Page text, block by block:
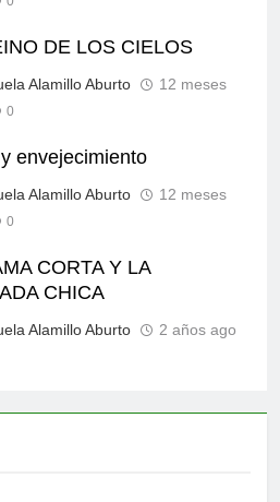
DE LOS CIELOS
Alamillo Aburto
12 meses
0
envejecimiento
Alamillo Aburto
12 meses
0
CORTA Y LA
CHICA
Alamillo Aburto 2 años ago